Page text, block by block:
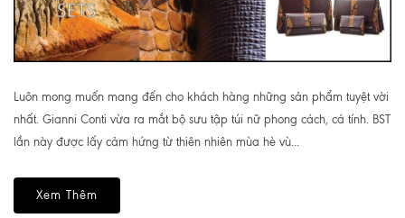
Luôn mong muốn mang đến cho khách hàng những sản phẩm tuyệt vời
nhất. Gianni Conti vừa ra mắt bộ sưu tập túi nữ phong cách, cá tính. BST
lần này được lấy cảm hứng từ thiên nhiên mùa hè vù...
Xem Thêm